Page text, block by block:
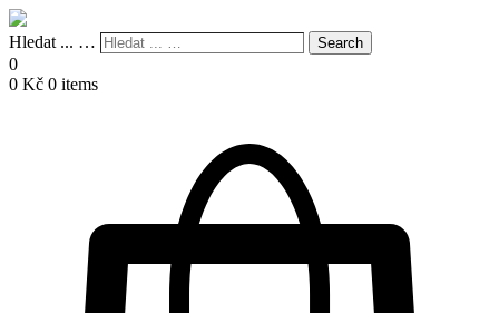
Hledat ... … Search
0
0 Kč 0 items